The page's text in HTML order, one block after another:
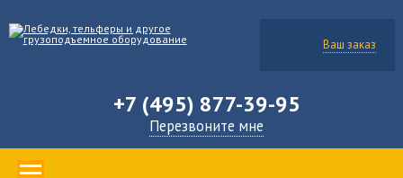
Ваш заказ
+7 (495) 877-39-95
Перезвоните мне